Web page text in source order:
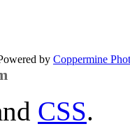
by Coppermine
CSS.